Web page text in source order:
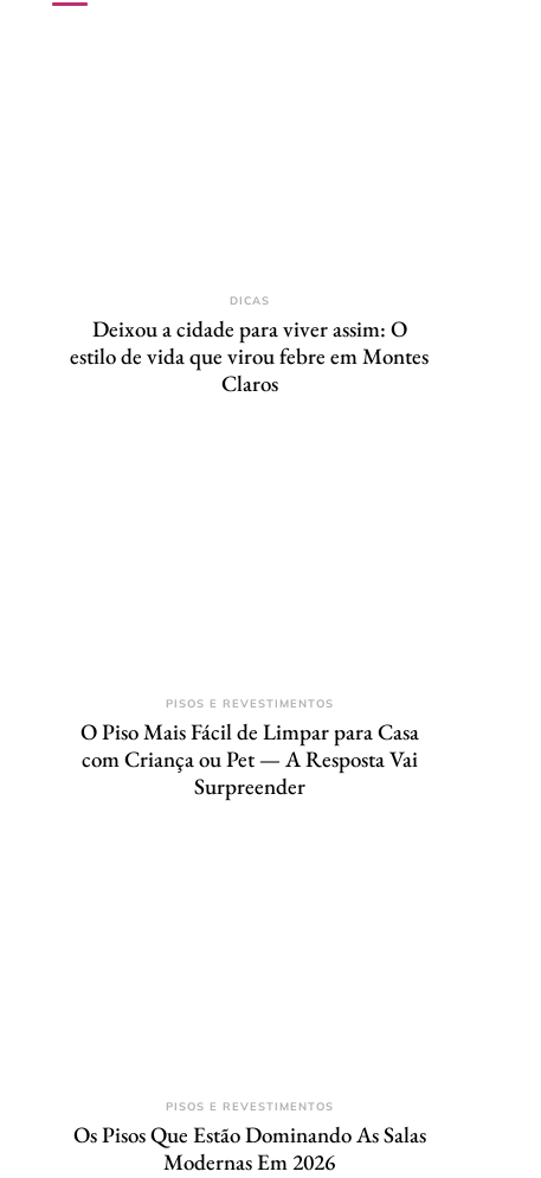
DICAS
Deixou a cidade para viver assim: O
estilo de vida que virou febre em Montes
Claros
PISOS E REVESTIMENTOS
O Piso Mais Fácil de Limpar para Casa
com Criança ou Pet — A Resposta Vai
Surpreender
PISOS E REVESTIMENTOS
Os Pisos Que Estão Dominando As Salas
Modernas Em 2026